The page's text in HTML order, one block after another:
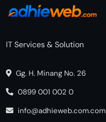
IT Services & Solution
Gg. H. Minang No. 26
0899 001 002 0
info@adhieweb.com.com